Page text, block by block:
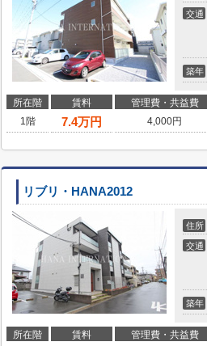
交通
築年
所在階 賃料 管理費・共益費
1階
7.4万円 4,000円
リブリ・HANA2012
住所
交通
築年
所在階 賃料 管理費・共益費